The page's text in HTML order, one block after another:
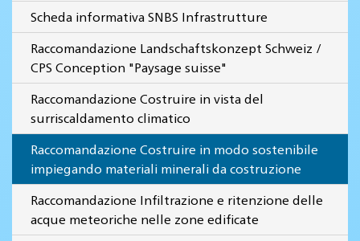
Scheda informativa SNBS Infrastrutture
Raccomandazione Landschaftskonzept Schweiz /
CPS Conception "Paysage suisse"
Raccomandazione Costruire in vista del
surriscaldamento climatico
Raccomandazione Costruire in modo sostenibile
impiegando materiali minerali da costruzione
Raccomandazione Infiltrazione e ritenzione delle
acque meteoriche nelle zone edificate